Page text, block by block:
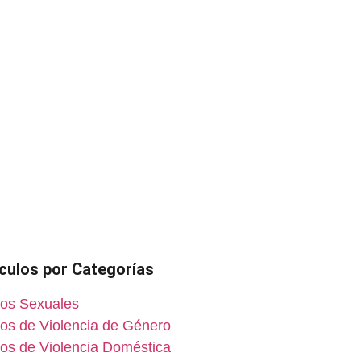
por Categorías
Sexuales
de Violencia de Género
de Violencia Doméstica